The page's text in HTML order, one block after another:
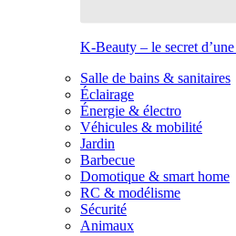
K-Beauty – le secret
Salle de bains & sanitaires
Éclairage
Énergie & électro
Véhicules & mobilité
Jardin
Barbecue
Domotique & smart home
RC & modélisme
Sécurité
Animaux